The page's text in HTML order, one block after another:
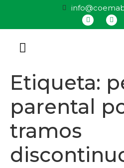
Etiqueta:
parental
tramos